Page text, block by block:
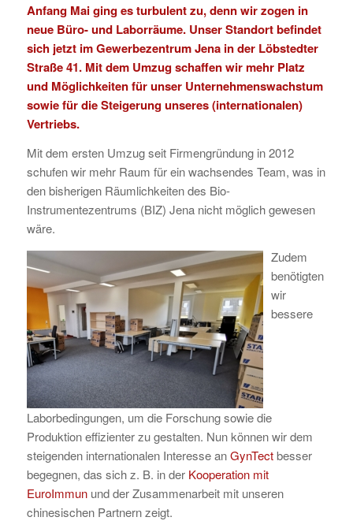
Anfang Mai ging es turbulent zu, denn wir zogen in
neue Büro- und Laborräume. Unser Standort befindet
sich jetzt im Gewerbezentrum Jena in der Löbstedter
Straße 41. Mit dem Umzug schaffen wir mehr Platz
und Möglichkeiten für unser Unternehmenswachstum
sowie für die Steigerung unseres (internationalen)
Vertriebs.
Mit dem ersten Umzug seit Firmengründung in 2012
schufen wir mehr Raum für ein wachsendes Team, was in
den bisherigen Räumlichkeiten des Bio-
Instrumentezentrums (BIZ) Jena nicht möglich gewesen
wäre.
Zudem
benötigten
wir
bessere
Laborbedingungen, um die Forschung sowie die
Produktion effizienter zu gestalten. Nun können wir dem
steigenden internationalen Interesse anGynTectbesser
begegnen, das sich z. B. in der Kooperation mit
EuroImmunund der Zusammenarbeit mit unseren
chinesischen Partnern zeigt.